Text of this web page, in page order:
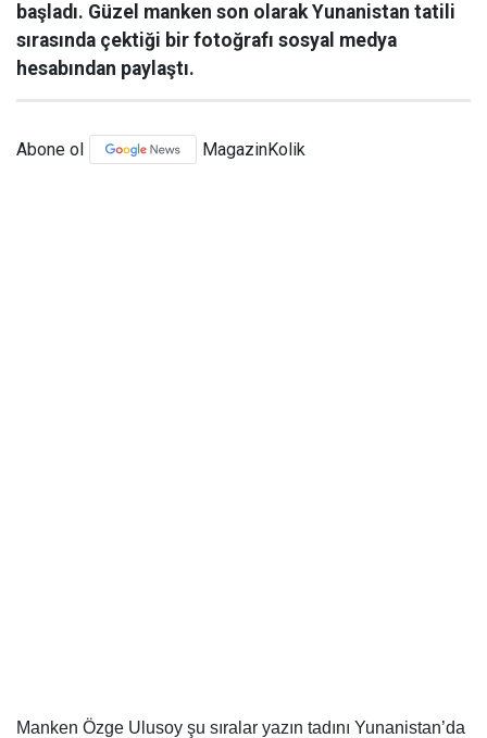
başladı. Güzel manken son olarak Yunanistan tatili
sırasında çektiği bir fotoğrafı sosyal medya
hesabından paylaştı.
Abone ol MagazinKolik
Manken Özge Ulusoy şu sıralar yazın tadını Yunanistan’da